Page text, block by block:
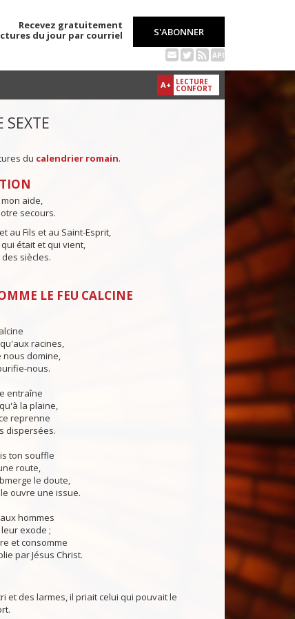
Recevez gratuitement
du jour par courriel
S'ABONNER
API
A+ LECTURE
CONFORT
SEXTE
du calendrier romain.
aide,
secours.
au Fils et au Saint-Esprit,
était et qui vient,
siècles.
LE FEU CALCINE
racines,
nous domine,
nous.
entraîne
la plaine,
reprenne
dispersées.
ton souffle
route,
le doute,
ouvre une issue.
hommes
exode ;
et consomme
par Jésus Christ.
et des larmes, il priait celui qui pouvait le